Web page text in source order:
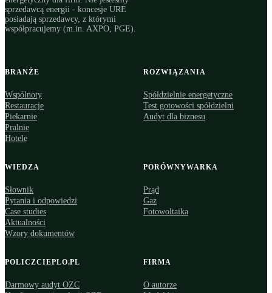
sprzedawcą energii - koncesje URE
posiadają sprzedawcy, z którymi
współpracujemy (m.in. AXPO, PGE).
BRANŻE
Wspólnoty
Restauracje
Piekarnie
Pralnie
Hotele
ROZWIĄZANIA
Spółdzielnie energetyczne
Test gotowości spółdzielni
Audyt dla biznesu
WIEDZA
Słownik
Pytania i odpowiedzi
Case studies
Aktualności
Wzory dokumentów
PORÓWNYWARKA
Prąd
Gaz
Fotowoltaika
POLICZCIEPLO.PL
Darmowy audyt OZC
FIRMA
O autorze